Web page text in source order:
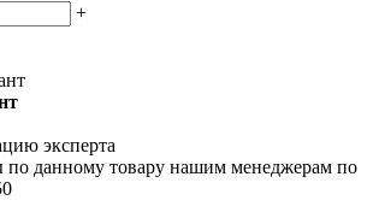
+
эксперта
по данному товару нашим менеджерам по